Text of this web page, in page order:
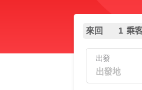
來回 1 乘
出發